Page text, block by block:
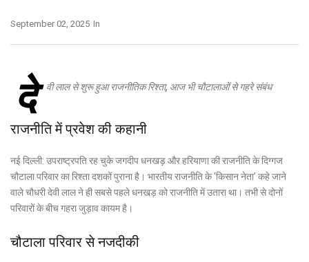
In
September 02, 2025
दे वी लाल से शुरू हुआ राजनीतिक रिश्ता, आज भी चौटालाओं से गहरे संबंध
राजनीति में प्रवेश की कहानी
नई दिल्ली: उपराष्ट्रपति रह चुके जगदीप धनखड़ और हरियाणा की राजनीति के दिग्गज
चौटाला परिवार का रिश्ता दशकों पुराना है। भारतीय राजनीति के ‘किसान नेता’ कहे जाने
वाले चौधरी देवी लाल ने ही सबसे पहले धनखड़ को राजनीति में उतारा था। तभी से दोनों
परिवारों के बीच गहरा जुड़ाव कायम है।
चौटाला परिवार से नजदीकी